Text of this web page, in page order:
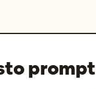
prompt